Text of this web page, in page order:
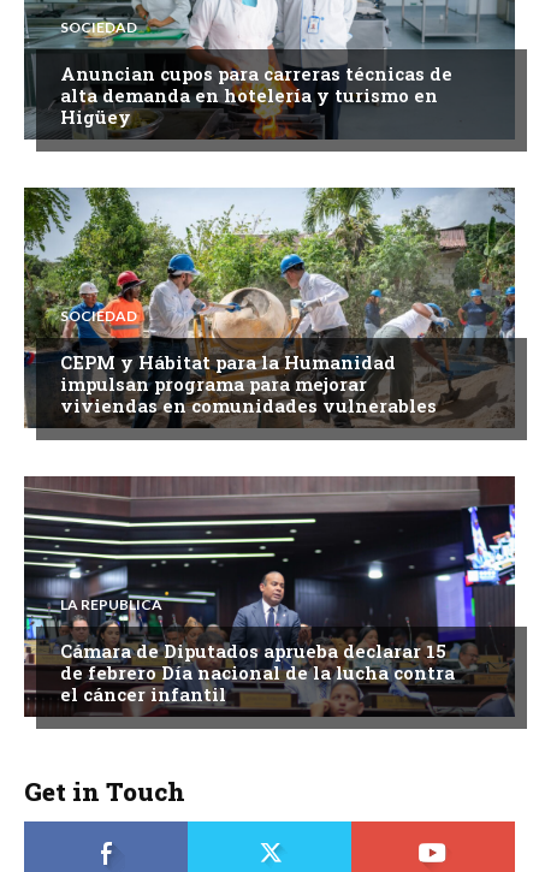
SOCIEDAD
Anuncian cupos para carreras técnicas de
alta demanda en hotelería y turismo en
Higüey
SOCIEDAD
CEPM y Hábitat para la Humanidad
impulsan programa para mejorar
viviendas en comunidades vulnerables
LA REPUBLICA
Cámara de Diputados aprueba declarar 15
de febrero Día nacional de la lucha contra
el cáncer infantil
Get in Touch